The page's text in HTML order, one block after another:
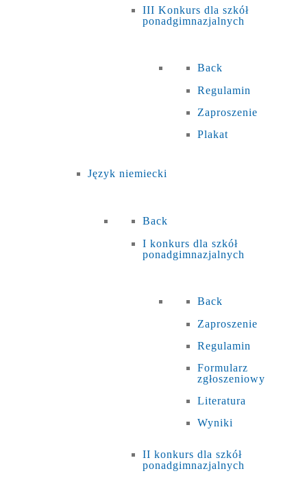
III Konkurs dla szkół
ponadgimnazjalnych
Back
Regulamin
Zaproszenie
Plakat
Język niemiecki
Back
I konkurs dla szkół
ponadgimnazjalnych
Back
Zaproszenie
Regulamin
Formularz
zgłoszeniowy
Literatura
Wyniki
II konkurs dla szkół
ponadgimnazjalnych